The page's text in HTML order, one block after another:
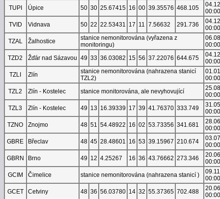
TUPI
Úpice 50 30 25.67415 16 00 39.35576 468.105
00:00
TVID
Vidnava 50 22 22.53431 17 11 7.56632 291.736
00:00
TZAL
Žalhostice
stanice nemonitorována (vyřazena z
monitoringu)
00:00
TZD2
Žďár nad Sázavou 49 33 36.03082 15 56 37.22076 644.675
00:00
TZLI
Zlín
stanice nemonitorována (nahrazena stanicí
TZL2)
00:00
TZL2
Zlín - Kostelec stanice monitorována, ale nevyhovující
00:00
TZL3
Zlín - Kostelec 49 13 16.39339 17 39 41.76370 333.749
00:00
TZNO
Znojmo 48 51 54.48922 16 02 53.73356 341.681
00:00
GBRE
Břeclav 48 45 28.48601 16 53 39.15967 210.674
00:00
GBRN
Brno 49 12 4.25267 16 36 43.76662 273.346
00:00
GCIM
Čimelice stanice nemonitorována (nahrazena stanicí )
00:00
GCET
Cetviny 48 36 56.03780 14 32 55.37365 702.488
00:00